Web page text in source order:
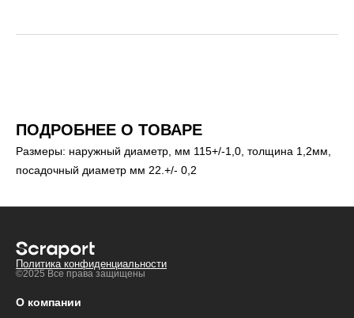
ПОДРОБНЕЕ О ТОВАРЕ
Размеры: наружный диаметр, мм 115+/-1,0, толщина 1,2мм,
посадочный диаметр мм 22.+/- 0,2
Политика конфиденциальности
©2025 Все права защищены
О компании